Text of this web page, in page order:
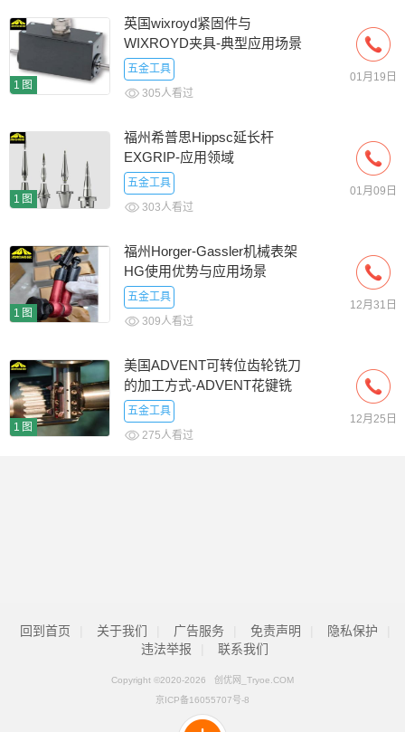
1图
英国wixroyd紧固件与
WIXROYD夹具-典型应用场景
五金工具
305人看过
01月19日
1图
福州希普思Hippsc延长杆
EXGRIP-应用领域
五金工具
303人看过
01月09日
1图
福州Horger-Gassler机械表架
HG使用优势与应用场景
五金工具
309人看过
12月31日
1图
美国ADVENT可转位齿轮铣刀
的加工方式-ADVENT花键铣
刀
五金工具
275人看过
12月25日
回到首页 关于我们 广告服务 免责声明 隐私保护
违法举报
联系我们
Copyright ©2020-2026 创优网_Tryoe.COM
京ICP备16055707号-8